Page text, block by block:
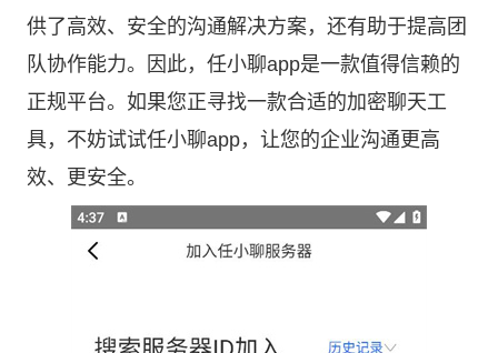
供了高效、安全的沟通解决方案，还有助于提高团
队协作能力。因此，任小聊app是一款值得信赖的
正规平台。如果您正寻找一款合适的加密聊天工
具，不妨试试任小聊app，让您的企业沟通更高
效、更安全。